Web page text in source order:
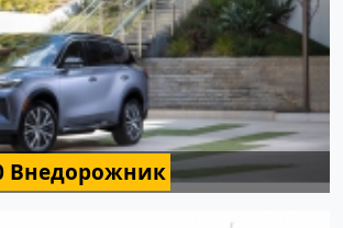
Внедорожник